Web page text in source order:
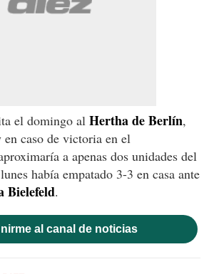
el domingo al Hertha de Berlín,
caso de victoria en el
a apenas dos unidades del
había empatado 3-3 en casa ante
Bielefeld.
al canal de noticias